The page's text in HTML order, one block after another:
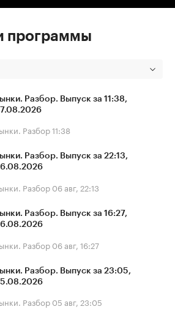
программы
Разбор. Выпуск за 11:38,
Разбор11:38
Разбор. Выпуск за 22:13,
Разбор 06 авг, 22:13
Разбор. Выпуск за 16:27,
Разбор 06 авг, 16:27
Разбор. Выпуск за 23:05,
Разбор 05 авг, 23:05